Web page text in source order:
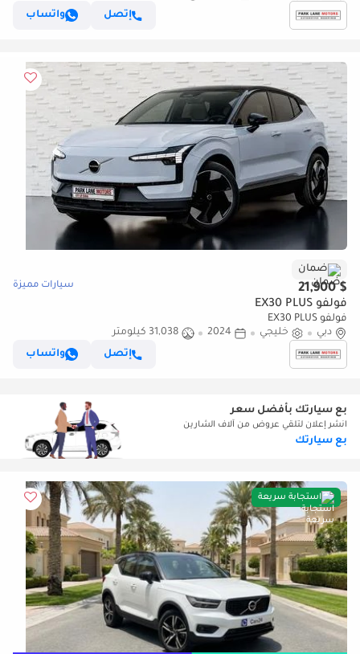
إتصل
واتساب
ضمان
$ 21,900 سيارات مميزة
فولفو EX30 PLUS
فولفو EX30 PLUS
دبي
خليجي 2024
31,038 كيلومتر
إتصل
واتساب
بع سيارتك بأفضل سعر
انشر إعلان لتلقي عروض من آلاف الشارين
بع سيارتك
استجابة سريعة